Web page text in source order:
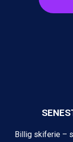
Sauze
Alleghe fra
Arabba fra
Val
Cervinia fra
Sölden fra
Sestriere fra
Billig skiferie –